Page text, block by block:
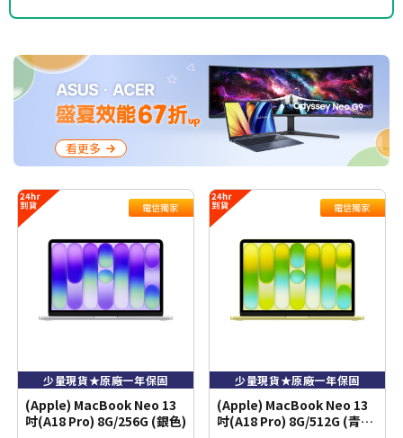
看更多
電信獨家
少量現貨★原廠一年保固
(Apple) MacBook Neo 13
吋(A18 Pro) 8G/256G (銀色)
電信獨家
少量現貨★原廠一年保固
(Apple) MacBook Neo 13
吋(A18 Pro) 8G/512G (青橘